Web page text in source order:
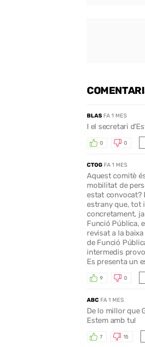
BLAS FA 1 MES
I el secretari
0 0
CTOG FA 1 MES
Aquest comitè
mobilitat de
estat convocat?
estrany que, tot
concretament,
Funció Pública,
revisat a la
de Funció
intermedis
Es presenta un
9 0
ABC FA 1 MES
De lo millor que
Estem amb tu!
7 15